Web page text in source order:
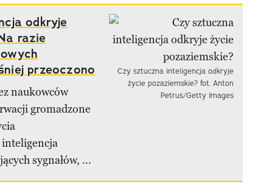
odkryje
razie
przeoczono
naukowców
gromadzone
inteligencja
sygnałów, ...
Czy sztuczna inteligencja odkryje
życie pozaziemskie? fot. Anton
Petrus/Getty Images